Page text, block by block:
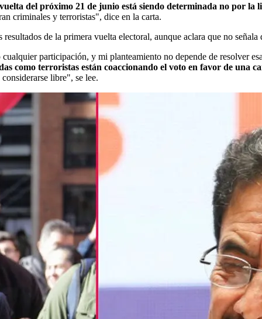
del próximo 21 de junio está siendo determinada no por la
criminales y terroristas", dice en la carta.
de la primera vuelta electoral, aunque aclara que no
participación, y mi planteamiento no depende de resolver
como terroristas están coaccionando el voto en favor de una
libre", se lee.